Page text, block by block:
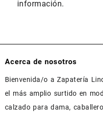
información.
Acerca de nosotros
Bienvenida/o a Zapatería
el más amplio surtido en
calzado para dama,